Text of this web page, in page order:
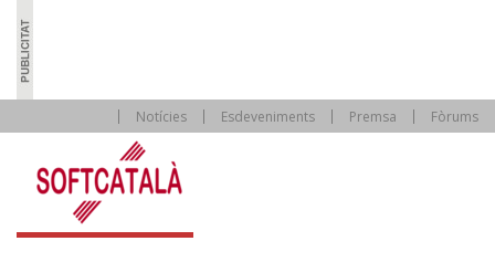
Notícies Esdeveniments Premsa Fòrums